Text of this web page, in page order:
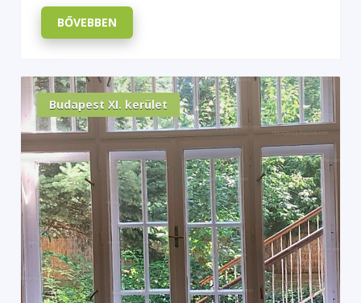
BŐVEBBEN
Budapest XI. kerület